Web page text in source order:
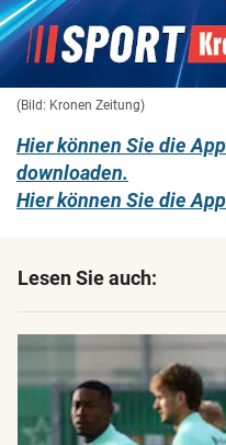
(Bild: Kronen Zeitung)
Hier können Sie die
downloaden.
Hier können Sie die
Lesen Sie auch: